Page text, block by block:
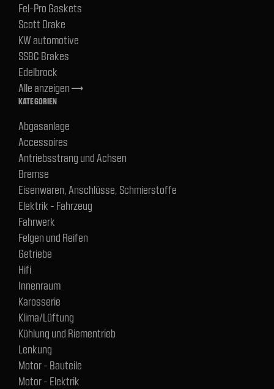
Fel-Pro Gaskets
Scott Drake
KW automotive
SSBC Brakes
Edelbrock
Alle anzeigentrending_flat
KATEGORIEN
Abgasanlage
Accessoires
Antriebsstrang und Achsen
Bremse
Eisenwaren, Anschlüsse, Schmierstoffe
Elektrik - Fahrzeug
Fahrwerk
Felgen und Reifen
Getriebe
Hifi
Innenraum
Karosserie
Klima/Lüftung
Kühlung und Riementrieb
Lenkung
Motor - Bauteile
Motor - Elektrik